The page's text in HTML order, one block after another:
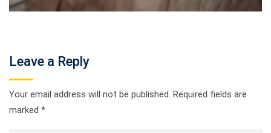
Leave a Reply
Your email address will not be published. Required fields are
marked *